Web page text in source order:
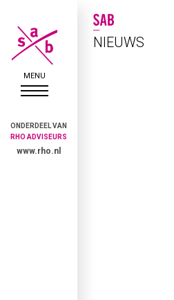
ONDERDEEL VAN
RHO ADVISEURS
www.rho.nl
NIEUWS